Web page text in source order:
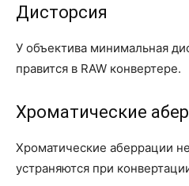
Дисторсия
У объектива минимальная
правится в RAW конвертере.
Хроматические
Хроматические аберрации
устраняются при